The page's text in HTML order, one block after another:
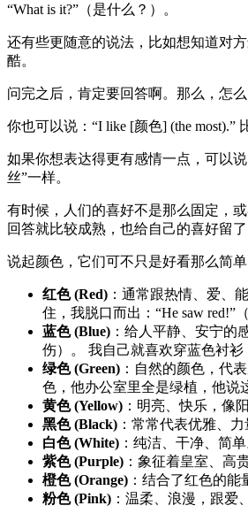
“What is it?”（是什么？）。
还有些更随意的说法，比如想知道对
酷。
问完之后，肯定要回答啊。那么，怎
你也可以说：“I like [颜色] (the most).”
如果你想表达得更有感情一点，可以说
丝”一样。
有时候，人们的喜好不是那么固定，
回答就比较成熟，也给自己的喜好留
说起颜色，它们可不只是好看那么简
红色 (Red) ：通常跟热情、爱、
住，我脱口而出：“He saw red!”
蓝色 (Blue) ：给人平静、安宁的
伤）。 我自己就喜欢穿蓝色衬衫
绿色 (Green) ：自然的颜色，代
色，他办公室里全是绿植，他说
黄色 (Yellow) ：明亮、快乐，像
黑色 (Black) ：常常代表优雅、
白色 (White) ：纯洁、干净、简
紫色 (Purple) ：象征着皇室、高
橙色 (Orange) ：结合了红色的
粉色 (Pink) ：温柔、浪漫，跟爱